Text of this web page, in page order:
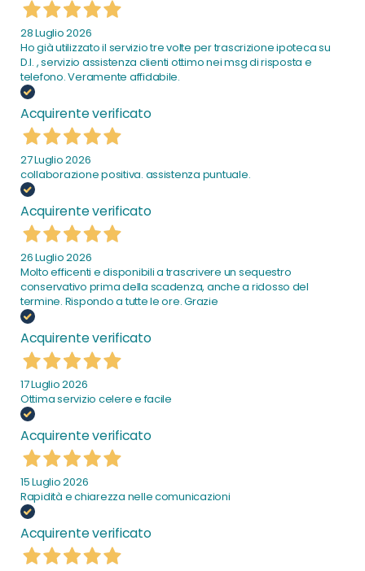
28 Luglio 2026
Ho già utilizzato il servizio tre volte per trascrizione ipoteca su
D.I. , servizio assistenza clienti ottimo nei msg di risposta e
telefono. Veramente affidabile.
Acquirente verificato
27 Luglio 2026
collaborazione positiva. assistenza puntuale.
Acquirente verificato
26 Luglio 2026
Molto efficenti e disponibili a trascrivere un sequestro
conservativo prima della scadenza, anche a ridosso del
termine. Rispondo a tutte le ore. Grazie
Acquirente verificato
17 Luglio 2026
Ottima servizio celere e facile
Acquirente verificato
15 Luglio 2026
Rapidità e chiarezza nelle comunicazioni
Acquirente verificato